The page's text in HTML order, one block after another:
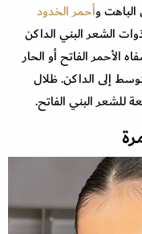
الباهت وأحمر الخدود
الشعر البني الداكن
الأحمر الفاتح أو الحار
إلى الداكن. ظلال
للشعر البني الفاتح.